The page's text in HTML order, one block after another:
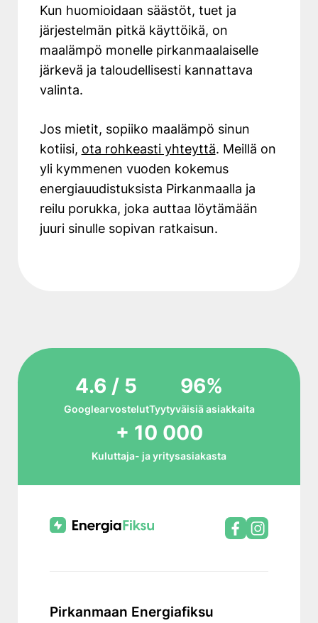
Kun huomioidaan säästöt, tuet ja
järjestelmän pitkä käyttöikä, on
maalämpö monelle pirkanmaalaiselle
järkevä ja taloudellisesti kannattava
valinta.
Jos mietit, sopiiko maalämpö sinun
kotiisi, ota rohkeasti yhteyttä. Meillä on
yli kymmenen vuoden kokemus
energiauudistuksista Pirkanmaalla ja
reilu porukka, joka auttaa löytämään
juuri sinulle sopivan ratkaisun.
4.6 / 5
Googlearvostelut
96%
Tyytyväisiä asiakkaita
+ 10 000
Kuluttaja- ja yritysasiakasta
Pirkanmaan Energiafiksu